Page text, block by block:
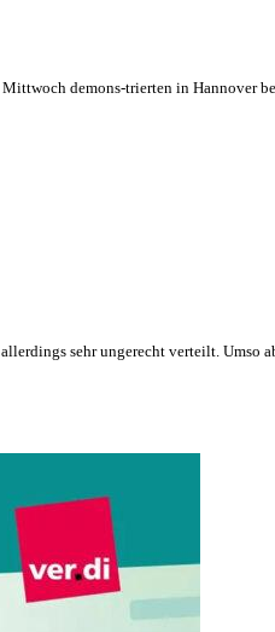
demons-trierten in Hannover
sehr ungerecht verteilt. Umso